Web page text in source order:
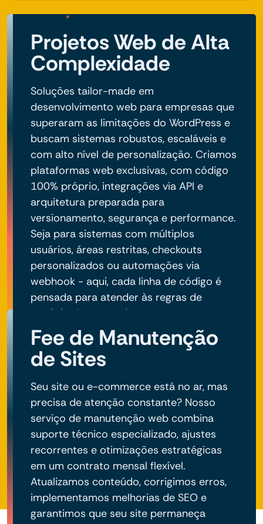
Projetos Web de Alta
Complexidade
Soluções tailor-made em
desenvolvimento web para empresas que
superaram as limitações do WordPress e
buscam sistemas robustos, escaláveis e
com alto nível de personalização. Criamos
plataformas web exclusivas, com código
100% próprio, integrações via API e
arquitetura preparada para
versionamento, segurança e performance.
Seja para sistemas com múltiplos
usuários, áreas restritas, checkouts
personalizados ou automações via
webhook - aqui, cada linha de código é
pensada para atender às regras de
negócio do seu projeto.
Fee de Manutenção
de Sites
Seu site ou e-commerce está no ar, mas
precisa de atenção constante? Nosso
serviço de manutenção web combina
suporte técnico especializado, ajustes
recorrentes e otimizações estratégicas
em um contrato mensal flexível.
Atualizamos conteúdo, corrigimos erros,
implementamos melhorias de SEO e
garantimos que seu site permaneça